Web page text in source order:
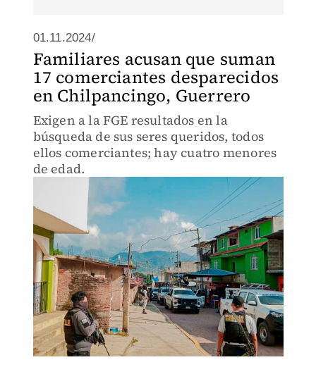
01.11.2024/
Familiares acusan que suman
17 comerciantes desparecidos
en Chilpancingo, Guerrero
Exigen a la FGE resultados en la
búsqueda de sus seres queridos, todos
ellos comerciantes; hay cuatro menores
de edad.